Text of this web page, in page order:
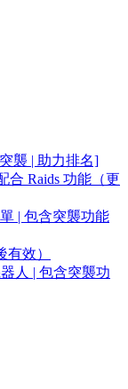
襲 | 助力排名]
合 Raids 功能（更
| 包含突襲功能
效）
人 | 包含突襲功